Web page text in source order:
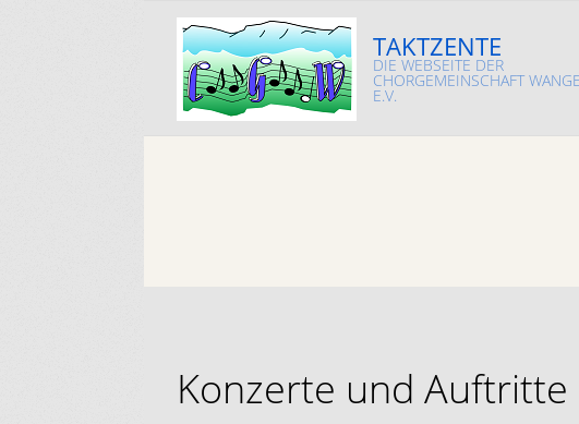
TAKTZENTE
DIE WEBSEITE DER
CHORGEMEINSCHAFT
E.V.
Konzerte und Auftritte